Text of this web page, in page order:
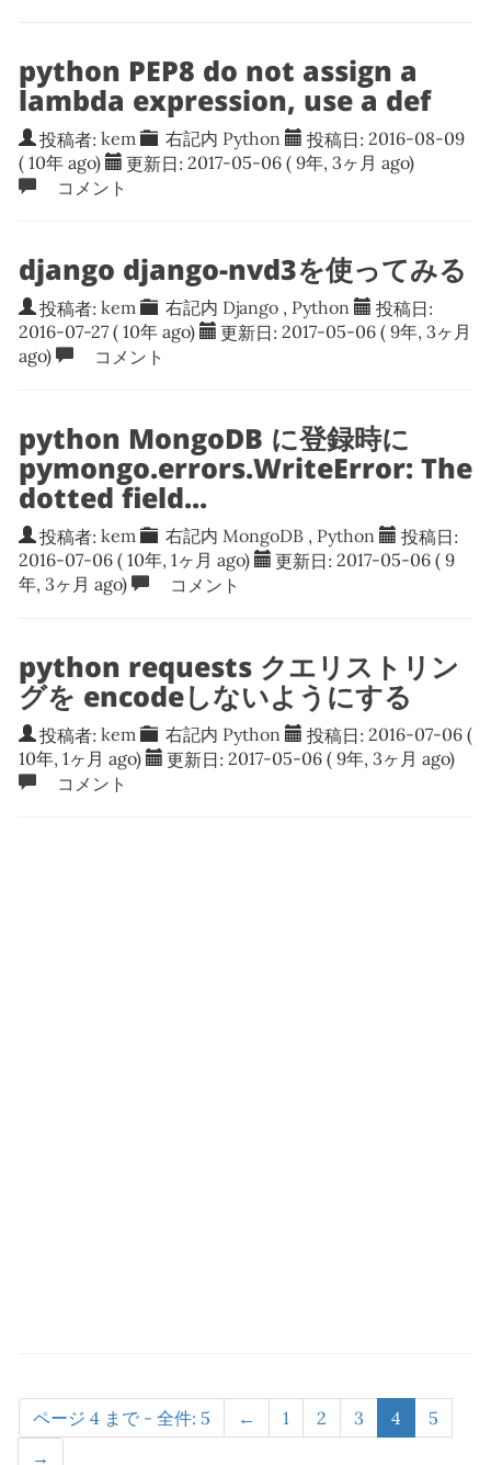
python PEP8 do not assign a
lambda expression, use a def
投稿者: kem 右記内 Python 投稿日: 2016-08-09
( 10年 ago)
更新日: 2017-05-06 ( 9年, 3ヶ月 ago)
コメント
django django-nvd3を使ってみる
投稿者: kem 右記内 Django , Python 投稿日:
2016-07-27 ( 10年 ago) 更新日: 2017-05-06 ( 9年, 3ヶ月
ago)
コメント
python MongoDB に登録時に
pymongo.errors.WriteError: The
dotted field...
投稿者: kem 右記内MongoDB , Python 投稿日:
2016-07-06 ( 10年, 1ヶ月 ago) 更新日: 2017-05-06 ( 9
年, 3ヶ月 ago)
コメント
python requests クエリストリン
グを encodeしないようにする
投稿者: kem 右記内 Python 投稿日: 2016-07-06(
10年, 1ヶ月 ago)
更新日: 2017-05-06 ( 9年, 3ヶ月 ago)
コメント
ページ 4 まで - 全件: 5 ← 1 2 3 4
5
→